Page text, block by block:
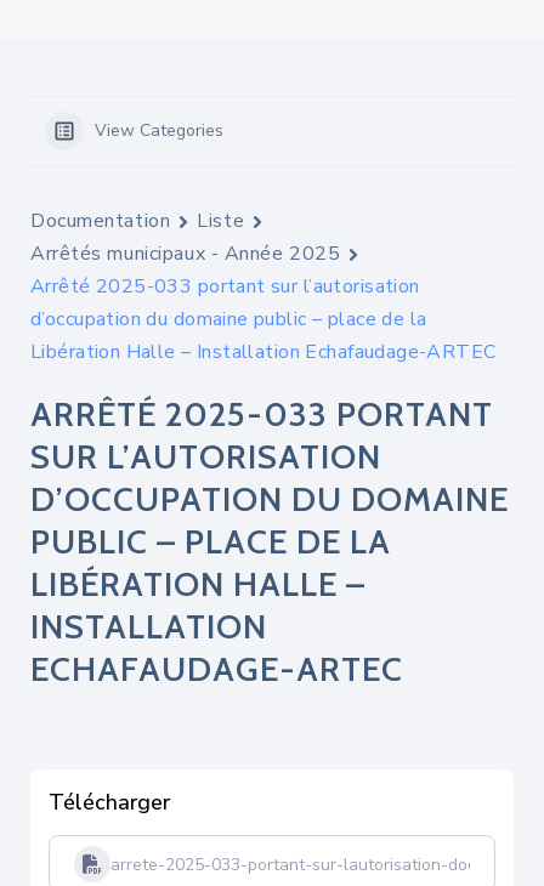
View Categories
Documentation
Liste
Arrêtés municipaux - Année 2025
Arrêté 2025-033 portant sur l’autorisation
d’occupation du domaine public – place de la
Libération Halle – Installation Echafaudage-ARTEC
ARRÊTÉ 2025-033 PORTANT
SUR L’AUTORISATION
D’OCCUPATION DU DOMAINE
PUBLIC – PLACE DE LA
LIBÉRATION HALLE –
INSTALLATION
ECHAFAUDAGE-ARTEC
Télécharger
arrete-2025-033-portant-sur-lautorisation-